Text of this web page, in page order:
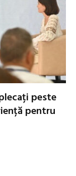
peste
pentru